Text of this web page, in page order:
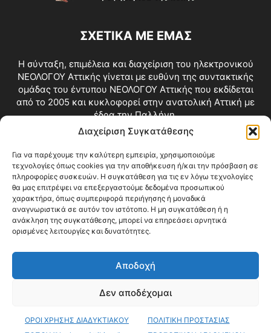
Διαχείριση Συγκατάθεσης
Για να παρέχουμε την καλύτερη εμπειρία, χρησιμοποιούμε
τεχνολογίες όπως cookies για την αποθήκευση ή/και την πρόσβαση σε
πληροφορίες συσκευών. Η συγκατάθεση για τις εν λόγω τεχνολογίες
θα μας επιτρέψει να επεξεργαστούμε δεδομένα προσωπικού
χαρακτήρα, όπως συμπεριφορά περιήγησης ή μοναδικά
αναγνωριστικά σε αυτόν τον ιστότοπο. Η μη συγκατάθεση ή η
ανάκληση της συγκατάθεσης, μπορεί να επηρεάσει αρνητικά
ορισμένες λειτουργίες και δυνατότητες.
Αποδοχή
Δεν αποδέχομαι
ΟΡΟΙ ΧΡΗΣΗΣ ΔΙΑΔΥΚΤΙΑΚΟΥ
ΠΟΛΙΤΙΚΗ ΠΡΟΣΤΑΣΙΑΣ
ΣΧΕΤΙΚΑ ΜΕ ΕΜΑΣ
Η σύνταξη, επιμέλεια και διαχείριση του ηλεκτρονικού
ΝΕΟΛΟΓΟΥ Αττικής γίνεται με ευθύνη της συντακτικής
ομάδας του έντυπου ΝΕΟΛΟΓΟΥ Αττικής που εκδίδεται
από το 2005 και κυκλοφορεί στην ανατολική Αττική με
έδρα την Παλλήνη.
Επικοινωνία:info@neologosattikis.gr
ΑΚΟΛΟΥΘΗΣΕ ΜΑΣ
Videos Όροι Χρήσης
© Copyright 2026 ΝΕΟΛΟΓΟΣ ΑΤΤΙΚΗΣ • All Rights Reserved •